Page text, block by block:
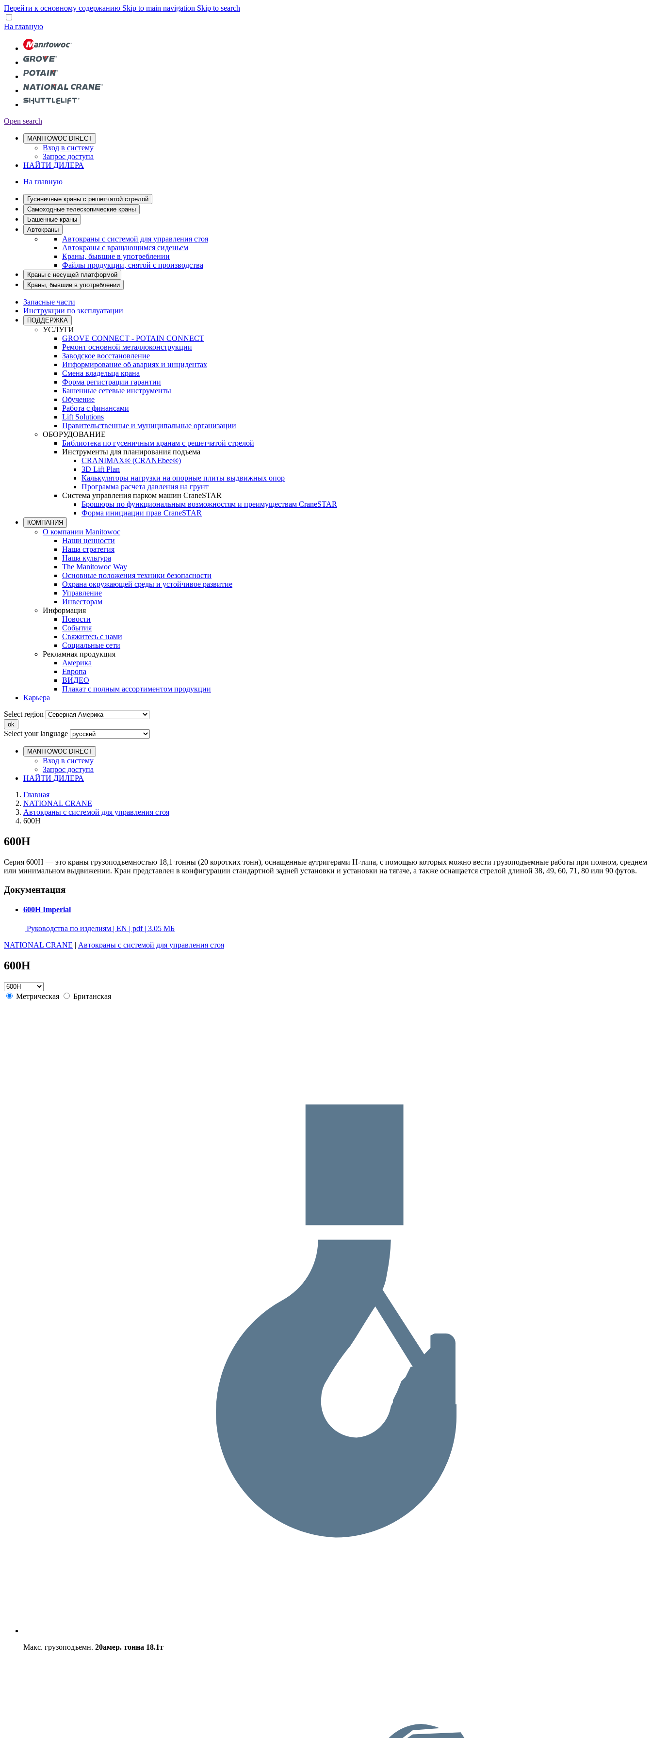
Перейти к основному содержанию Skip to main navigation Skip to search
На главную
Open search
MANITOWOC DIRECT
Вход в систему
Запрос доступа
НАЙТИ ДИЛЕРА
На главную
Гусеничные краны с решетчатой стрелой
Самоходные телескопические краны
Башенные краны
Автокраны
Автокраны с системой для управления стоя
Автокраны с вращающимся сиденьем
Краны, бывшие в употреблении
Файлы продукции, снятой с производства
Краны с несущей платформой
Краны, бывшие в употреблении
Запасные части
Инструкции по эксплуатации
ПОДДЕРЖКА
УСЛУГИ
GROVE CONNECT - POTAIN CONNECT
Ремонт основной металлоконструкции
Заводское восстановление
Информирование об авариях и инцидентах
Смена владельца крана
Форма регистрации гарантии
Башенные сетевые инструменты
Обучение
Работа с финансами
Lift Solutions
Правительственные и муниципальные организации
ОБОРУДОВАНИЕ
Библиотека по гусеничным кранам с решетчатой стрелой
Инструменты для планирования подъема
CRANIMAX® (CRANEbee®)
3D Lift Plan
Калькуляторы нагрузки на опорные плиты выдвижных опор
Программа расчета давления на грунт
Система управления парком машин CraneSTAR
Брошюры по функциональным возможностям и преимуществам CraneSTAR
Форма инициации прав CraneSTAR
КОМПАНИЯ
О компании Manitowoc
Наши ценности
Наша стратегия
Наша культура
The Manitowoc Way
Основные положения техники безопасности
Охрана окружающей среды и устойчивое развитие
Управление
Инвесторам
Информация
Новости
События
Свяжитесь с нами
Социальные сети
Рекламная продукция
Америка
Европа
ВИДЕО
Плакат с полным ассортиментом продукции
Карьера
Select region
Select your language
MANITOWOC DIRECT
Вход в систему
Запрос доступа
НАЙТИ ДИЛЕРА
Главная
NATIONAL CRANE
Автокраны с системой для управления стоя
600H
600H
Серия 600H — это краны грузоподъемностью 18,1 тонны (20 коротких тонн), оснащенные аутригерами Н-типа, с помощью которых можно вести грузоподъемные работы при полном, среднем
или минимальном выдвижении. Кран представлен в конфигурации стандартной задней установки и установки на тягаче, а также оснащается стрелой длиной 38, 49, 60, 71, 80 или 90 футов.
Документация
600H Imperial
| Руководства по изделиям | EN | pdf | 3.05 МБ
NATIONAL CRANE | Автокраны с системой для управления стоя
600H
Метрическая Британская
Макс. грузоподъемн. 20амер. тонна 18.1т